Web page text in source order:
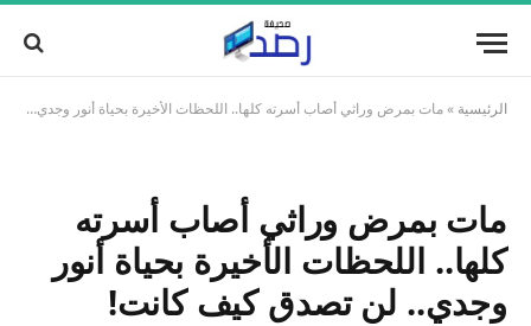
الرئيسية »مات بمرض وراثي أصاب أسرته كلها.. اللحظات الأخيرة بحياة أنور وجدي.. لن تصدق كيف كانت!
مات بمرض وراثي أصاب أسرته
كلها.. اللحظات الأخيرة بحياة أنور
وجدي.. لن تصدق كيف كانت!